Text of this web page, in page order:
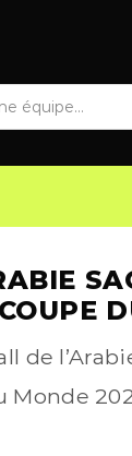
Livraison
de
Monde